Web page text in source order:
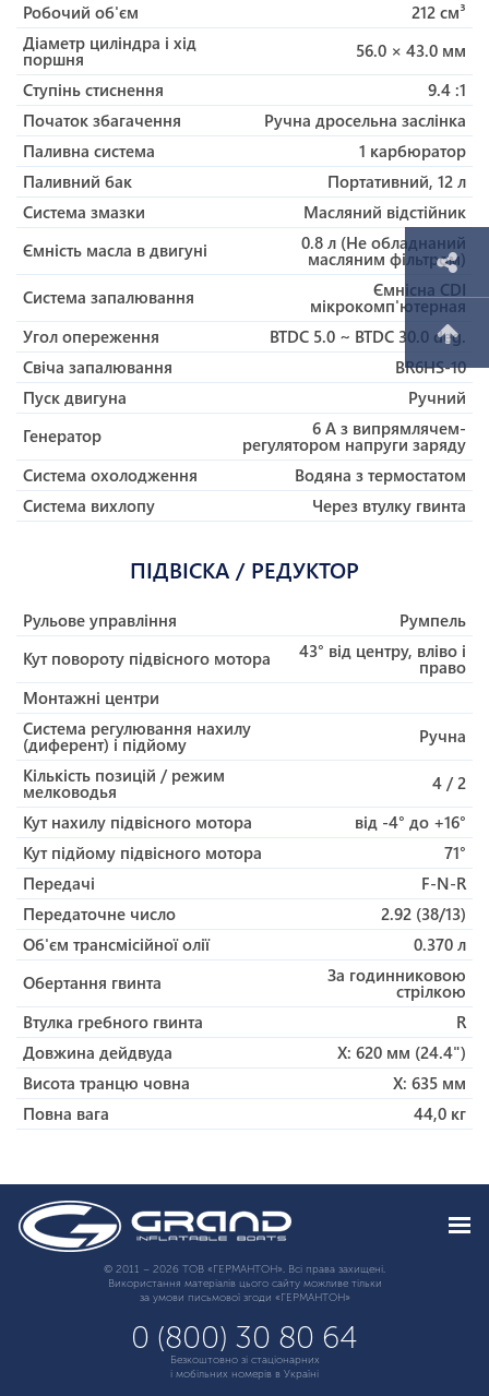
Робочий об'єм
212 см³
Діаметр циліндра і хід
поршня
56.0 × 43.0 мм
Ступінь стиснення
9.4 :1
Початок збагачення
Ручна дросельна заслінка
Паливна система
1 карбюратор
Паливний бак
Портативний, 12 л
Система змазки
Масляний відстійник
Ємність масла в двигуні
0.8 л (Не обладнаний
масляним фільтром)
Система запалювання
Ємнісна CDI
мікрокомп'ютерная
Угол опереження
BTDC 5.0 ~ BTDC 30.0 deg.
Свіча запалювання
BR6HS-10
Пуск двигуна
Ручний
Генератор
6 A з випрямлячем-
регулятором напруги заряду
Система охолодження
Водяна з термостатом
Система вихлопу
Через втулку гвинта
ПІДВІСКА / РЕДУКТОР
Рульове управління
Румпель
Кут повороту підвісного мотора
43° від центру, вліво і
право
Монтажні центри
Система регулювання нахилу
(диферент) і підйому
Ручна
Кількість позицій / режим
мелководья
4 / 2
Кут нахилу підвісного мотора
від -4° до +16°
Кут підйому підвісного мотора
71°
Передачі
F-N-R
Передаточне число
2.92 (38/13)
Об'єм трансмісійної олії
0.370 л
Обертання гвинта
За годинниковою
стрілкою
Втулка гребного гвинта
R
Довжина дейдвуда
X: 620 мм (24.4")
Висота транцю човна
X: 635 мм
Повна вага
44,0 кг
© 2011 – 2026 ТОВ «ГЕРМАНТОН». Всі права захищені.
Використання матеріалів цього сайту можливе тільки
за умови письмової згоди «ГЕРМАНТОН»
0 (800) 30 80 64
Безкоштовно зі стаціонарних
і мобільних номерів в Україні